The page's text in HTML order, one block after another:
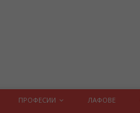
ПРОФЕСИИ ЛАФОВЕ